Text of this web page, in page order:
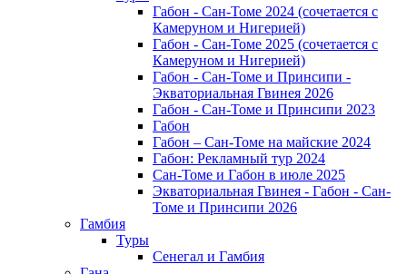
Габон - Сан-Томе 2024 (сочетается с
Камеруном и Нигерией)
Габон - Сан-Томе 2025 (сочетается с
Камеруном и Нигерией)
Габон - Сан-Томе и Принсипи -
Экваториальная Гвинея 2026
Габон - Сан-Томе и Принсипи 2023
Габон
Габон – Сан-Томе на майские 2024
Габон: Рекламный тур 2024
Сан-Томе и Габон в июле 2025
Экваториальная Гвинея - Габон - Сан-
Томе и Принсипи 2026
Гамбия
Туры
Сенегал и Гамбия